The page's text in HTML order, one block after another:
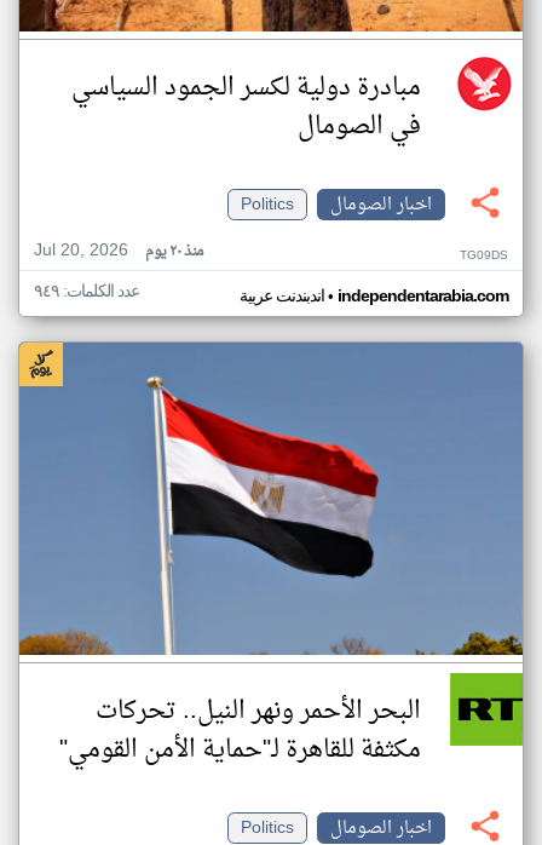
مبادرة دولية لكسر الجمود السياسي
في الصومال
اخبار الصومال
Politics
Jul 20, 2026
منذ ٢٠ يوم TG09DS
اندبندنت عربية• independentarabia.com عدد الكلمات: ٩٤٩
البحر الأحمر ونهر النيل.. تحركات
مكثفة للقاهرة لـ"حماية الأمن القومي"
اخبار الصومال
Politics